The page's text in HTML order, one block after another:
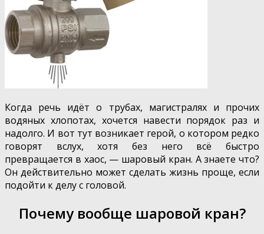
Когда речь идёт о трубах, магистралях и прочих
водяных хлопотах, хочется навести порядок раз и
надолго. И вот тут возникает герой, о котором редко
говорят вслух, хотя без него всё быстро
превращается в хаос, — шаровый кран. А знаете что?
Он действительно может сделать жизнь проще, если
подойти к делу с головой.
Почему вообще шаровой кран?